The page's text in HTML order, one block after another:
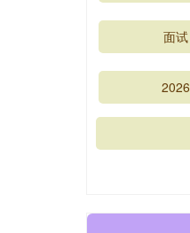
面试
2026